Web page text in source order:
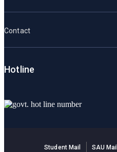
Contact
Hotline
Student Mail SAU Mail